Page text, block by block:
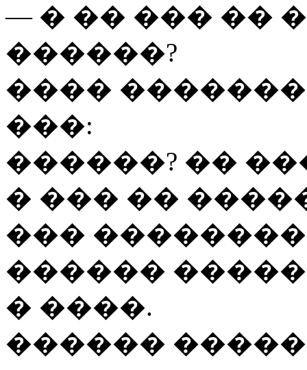
— � �� ��� ��
������?
����
���:
������? ��
� ��� ��
���
������
� ����.
������